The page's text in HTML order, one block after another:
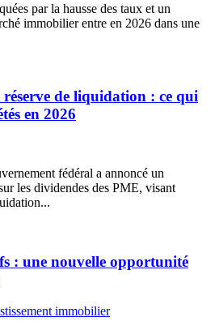
par la hausse des taux et un
immobilier entre en 2026 dans une
de liquidation : ce qui
en 2026
fédéral a annoncé un
les dividendes des PME, visant
: une nouvelle opportunité
immobilier